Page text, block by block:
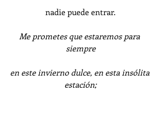
nadie puede entrar.
Me prometes que estaremos para
siempre
en este invierno dulce, en esta insólita
estación;